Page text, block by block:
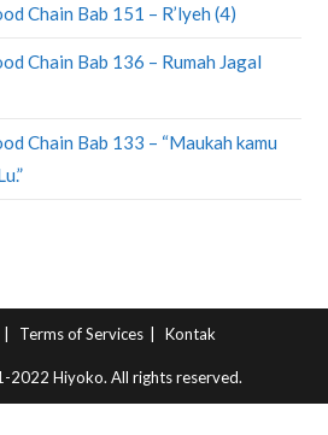
Chain Bab 151 – R’lyeh (4)
Chain Bab 136 – Rumah Jagal
Chain Bab 133 – “Maukah kamu
Terms of Services Kontak
Hiyoko. All rights reserved.